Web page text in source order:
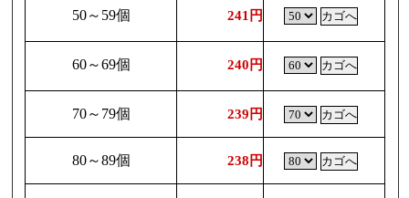
50～59個 241円
60～69個 240円
70～79個 239円
80～89個 238円